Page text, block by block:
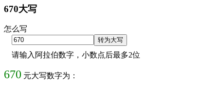
670大写
怎么写
请输入阿拉伯数字，小数点后最多2位
670 元大写数字为：